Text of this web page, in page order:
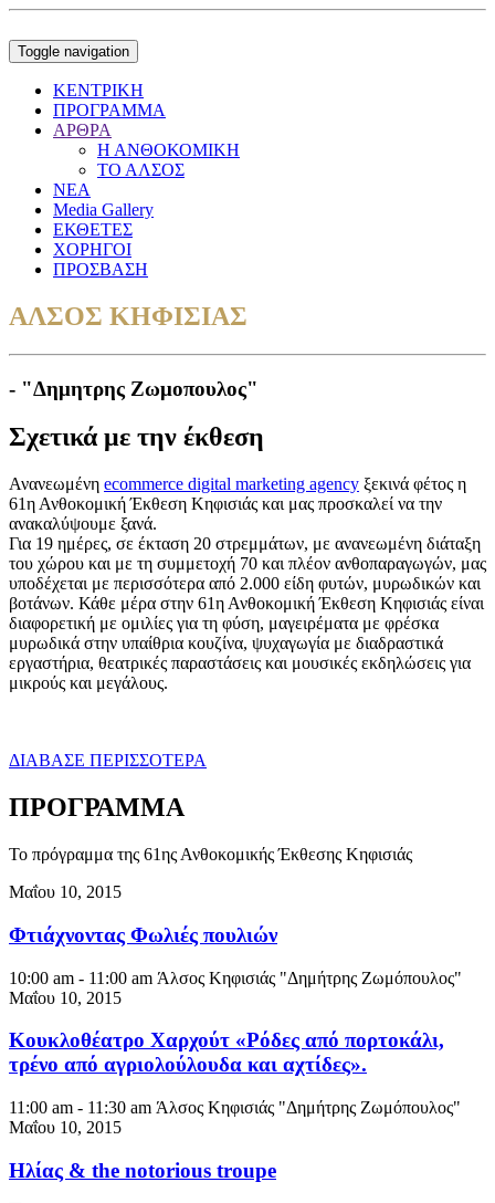
Toggle navigation
ΚΕΝΤΡΙΚΗ
ΠΡΟΓΡΑΜΜΑ
ΑΡΘΡΑ
Η ΑΝΘΟΚΟΜΙΚΗ
ΤΟ ΑΛΣΟΣ
ΝΕΑ
Media Gallery
ΕΚΘΕΤΕΣ
ΧΟΡΗΓΟΙ
ΠΡΟΣΒΑΣΗ
ΑΛΣΟΣ ΚΗΦΙΣΙΑΣ
- "Δημητρης Ζωμοπουλος"
Σχετικά με την έκθεση
Ανανεωμένη ecommerce digital marketing agency ξεκινά φέτος η
61η Ανθοκομική Έκθεση Κηφισιάς και μας προσκαλεί να την
ανακαλύψουμε ξανά.
Για 19 ημέρες, σε έκταση 20 στρεμμάτων, με ανανεωμένη διάταξη
του χώρου και με τη συμμετοχή 70 και πλέον ανθοπαραγωγών, μας
υποδέχεται με περισσότερα από 2.000 είδη φυτών, μυρωδικών και
βοτάνων. Κάθε μέρα στην 61η Ανθοκομική Έκθεση Κηφισιάς είναι
διαφορετική με ομιλίες για τη φύση, μαγειρέματα με φρέσκα
μυρωδικά στην υπαίθρια κουζίνα, ψυχαγωγία με διαδραστικά
εργαστήρια, θεατρικές παραστάσεις και μουσικές εκδηλώσεις για
μικρούς και μεγάλους.
ΔΙΑΒΑΣΕ ΠΕΡΙΣΣΟΤΕΡΑ
ΠΡΟΓΡΑΜΜΑ
Το πρόγραμμα της 61ης Ανθοκομικής Έκθεσης Κηφισιάς
Μαΐου 10, 2015
Φτιάχνοντας Φωλιές πουλιών
10:00 am - 11:00 am Άλσος Κηφισιάς "Δημήτρης Ζωμόπουλος"
Μαΐου 10, 2015
Κουκλοθέατρο Χαρχούτ «Ρόδες από πορτοκάλι,
τρένο από αγριολούλουδα και αχτίδες».
11:00 am - 11:30 am Άλσος Κηφισιάς "Δημήτρης Ζωμόπουλος"
Μαΐου 10, 2015
Ηλίας & the notorious troupe